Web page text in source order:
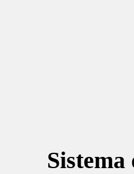
Sistema